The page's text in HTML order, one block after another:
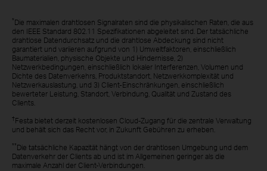
*Die maximalen drahtlosen Signalraten sind die physikalischen Raten, die aus
den IEEE Standard 802.11 Spezifikationen abgeleitet sind. Der tatsächliche
drahtlose Datendurchsatz und die drahtlose Abdeckung sind nicht
garantiert und variieren aufgrund von 1) Umweltfaktoren, einschließlich
Baumaterialien, physische Objekte und Hindernisse, 2)
Netzwerkbedingungen, einschließlich lokaler Interferenzen, Volumen und
Dichte des Datenverkehrs, Produktstandort, Netzwerkkomplexität und
Netzwerkauslastung, und 3) Client-Einschränkungen, einschließlich
bewerteter Leistung, Standort, Verbindung, Qualität und Zustand des
Clients.
†Festa bietet derzeit kostenlosen Cloud-Zugang für die zentrale Verwaltung
und behält sich das Recht vor, in Zukunft Gebühren zu erheben.
**Die tatsächliche Kapazität hängt von der drahtlosen Umgebung und dem
Datenverkehr der Clients ab und ist im Allgemeinen geringer als die
maximale Anzahl der Client-Verbindungen.